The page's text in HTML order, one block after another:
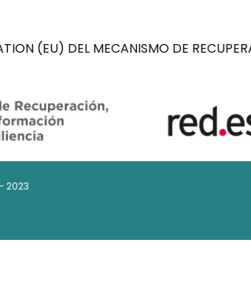
(EU) DEL MECANISMO DE
2023